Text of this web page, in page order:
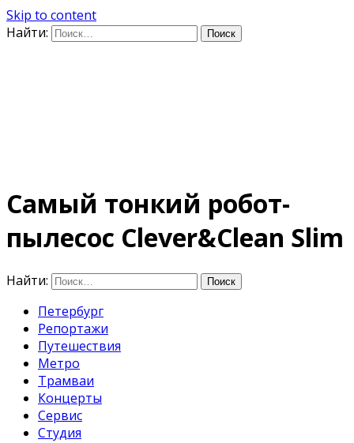
Skip to content
Найти:
Самый тонкий робот-
пылесос Clever&Clean Slim
Найти:
Петербург
Репортажи
Путешествия
Метро
Трамваи
Концерты
Сервис
Студия